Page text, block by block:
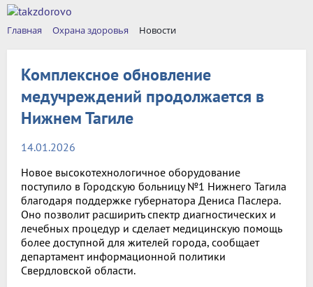
Главная Охрана здоровья Новости
Комплексное обновление
медучреждений продолжается в
Нижнем Тагиле
14.01.2026
Новое высокотехнологичное оборудование
поступило в Городскую больницу №1 Нижнего Тагила
благодаря поддержке губернатора Дениса Паслера.
Оно позволит расширить спектр диагностических и
лечебных процедур и сделает медицинскую помощь
более доступной для жителей города, сообщает
департамент информационной политики
Свердловской области.